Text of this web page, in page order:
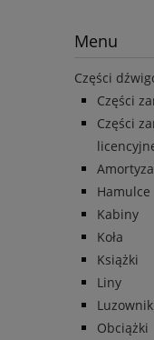
Menu
Części
Części
Części
Hamulce
Kabiny
Koła
Książki
Liny
Obciążki